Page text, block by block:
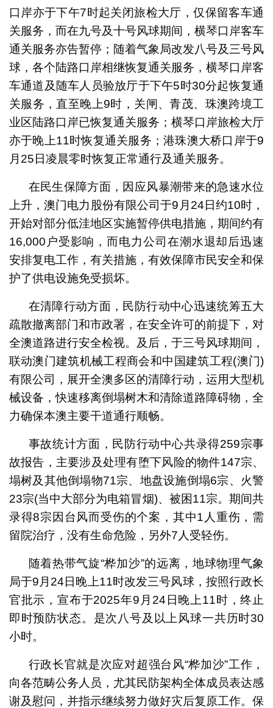
口岸亦于下午7时起关闭旅检大厅，仅保留客车通
关服务，而在九号及十号风球期间，横琴口岸客车
通关服务亦告暂停；随着气象局改发八号及三号风
球，各个陆路口岸相继恢复通关服务，横琴口岸客
车通道及随车人员验放厅于下午5时30分起恢复通
关服务，直至晚上9时，关闸、青茂、珠澳跨境工
业区陆路口岸已恢复通关服务；横琴口岸旅检大厅
亦于晚上11时恢复通关服务；港珠澳大桥口岸于9
月25日凌晨零时恢复正常通行及通关服务。
在民生保障方面，因应风暴潮带来的急速水位
上升，澳门电力股份有限公司于9月24日约10时，
开始对部分低洼地区实施暂停供电措施，期间约有
16,000户受影响，而电力公司在潮水退却后迅速
安排复电工作，有关措施，有效保障市民安全和保
护了供电设施免受损坏。
在清障行动方面，民防行动中心迅速统筹五大
疏散撤离部门和市政署，在安全许可的前提下，对
全澳道路进行安全检视。及后，于三号风球期间，
联动澳门建筑机械工程商会和中国建筑工程(澳门)
有限公司，展开全澳多区的清障行动，运用大型机
械设备，快速移离倒塌树木和清除道路障碍物，全
力确保本澳主要干道通行顺畅。
事故统计方面，民防行动中心共录得259宗事
故报告，主要涉及处理有堕下风险的物件147宗、
塌树及其他倒塌物71宗、地盘设施倒塌6宗、火警
23宗(当中大部分为电箱冒烟)、被困11宗。期间共
录得8宗因台风而受伤的个案，其中1人重伤，需
留院治疗，没有生命危险，另外7人受轻伤。
随着热带气旋“桦加沙”的远离，地球物理气象
局于9月24日晚上11时改发三号风球，按照行政长
官批示，宣布于2025年9月24日晚上11时，终止
即时预防状态。是次八号及以上风球一共历时30
小时。
行政长官就是次应对超强台风“桦加沙”工作，
向各范畴公务人员，尤其民防架构全体成员表达感
谢及慰问，并指示继续努力做好灾后复原工作。保